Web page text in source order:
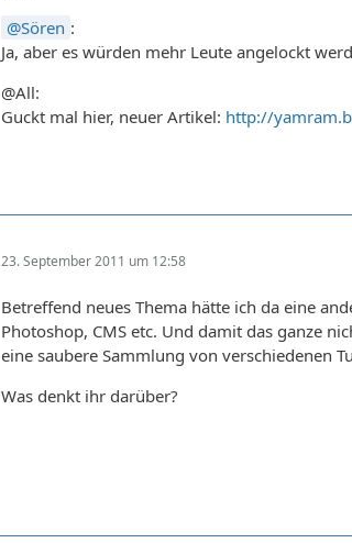
Sören :
Ja, aber es würden mehr Leute angelockt
@All:
Guckt mal hier, neuer Artikel: http://
23. September 2011 um 12:58
Betreffend neues Thema hätte ich da eine
Photoshop, CMS etc. Und damit das ganze
eine saubere Sammlung von verschiedenen
Was denkt ihr darüber?